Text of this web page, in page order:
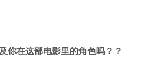
你在这部电影里的角色吗？？